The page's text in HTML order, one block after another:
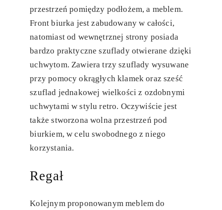
przestrzeń pomiędzy podłożem, a meblem.
Front biurka jest zabudowany w całości,
natomiast od wewnętrznej strony posiada
bardzo praktyczne szuflady otwierane dzięki
uchwytom. Zawiera trzy szuflady wysuwane
przy pomocy okrągłych klamek oraz sześć
szuflad jednakowej wielkości z ozdobnymi
uchwytami w stylu retro. Oczywiście jest
także stworzona wolna przestrzeń pod
biurkiem, w celu swobodnego z niego
korzystania.
Regał
Kolejnym proponowanym meblem do